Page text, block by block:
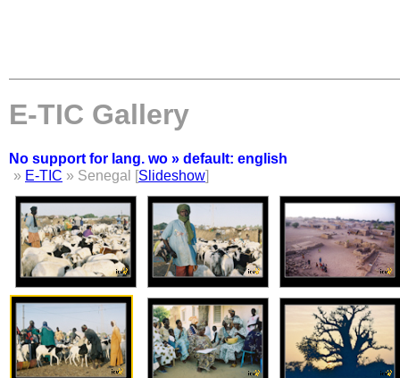
E-TIC Gallery
No support for lang. wo » default: english
» E-TIC » Senegal [Slideshow]